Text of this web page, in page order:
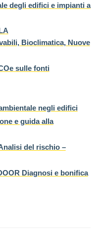
degli edifici e impianti a
Bioclimatica, Nuove
sulle fonti
negli edifici
e guida alla
del rischio –
Diagnosi e bonifica